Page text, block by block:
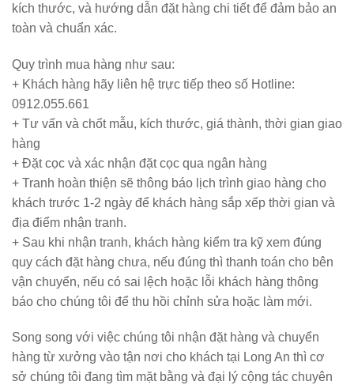
kích thước, và hướng dẫn đặt hàng chi tiết để đảm bảo an
toàn và chuẩn xác.
Quy trình mua hàng như sau:
+ Khách hàng hãy liên hệ trực tiếp theo số Hotline:
0912.055.661
+ Tư vấn và chốt mẫu, kích thước, giá thành, thời gian giao
hàng
+ Đặt cọc và xác nhận đặt cọc qua ngân hàng
+ Tranh hoàn thiện sẽ thông báo lịch trình giao hàng cho
khách trước 1-2 ngày để khách hàng sắp xếp thời gian và
địa điểm nhận tranh.
+ Sau khi nhận tranh, khách hàng kiểm tra kỹ xem đúng
quy cách đặt hàng chưa, nếu đúng thì thanh toán cho bên
vận chuyển, nếu có sai lệch hoặc lỗi khách hàng thông
báo cho chúng tôi để thu hồi chỉnh sửa hoặc làm mới.
Song song với việc chúng tôi nhận đặt hàng và chuyển
hàng từ xưởng vào tận nơi cho khách tại Long An thì cơ
sở chúng tôi đang tìm mặt bằng và đại lý cộng tác chuyên